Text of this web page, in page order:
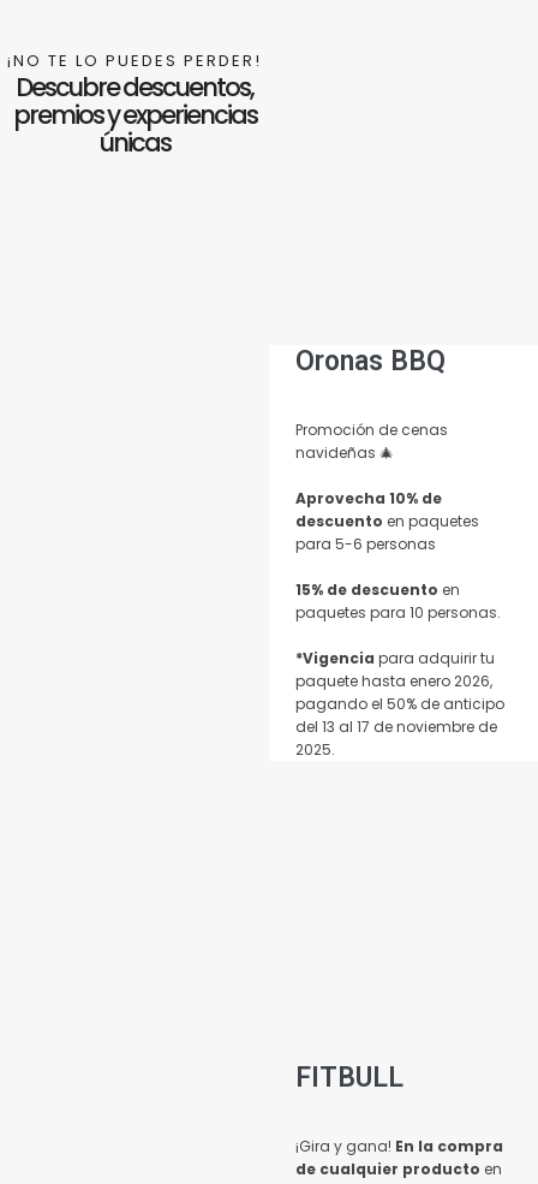
¡NO TE LO PUEDES PERDER!
Descubre descuentos,
premios y experiencias
únicas
Oronas BBQ
Promoción de cenas
navideñas 🎄
Aprovecha 10% de
descuento en paquetes
para 5-6 personas
15% de descuento en
paquetes para 10 personas.
*Vigenciapara adquirir tu
paquete hasta enero 2026,
pagando el 50% de anticipo
del 13 al 17 de noviembre de
2025.
FITBULL
¡Gira y gana! En la compra
de cualquier producto en